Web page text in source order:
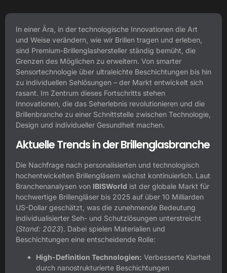
In einer Ära, in der technologische Innovationen die Art
und Weise verändern, wie wir Brillen tragen und erleben,
sind Premium-Brillenglashersteller ständig bemüht, die
Grenzen des Möglichen zu erweitern. Von smarter
Sensortechnologie über ultraleichte Beschichtungen bis hin
zu individuellen Sehlösungen – der Markt entwickelt sich
rasant. Im Zentrum dieses Fortschritts stehen
Innovationen, die das Seherlebnis revolutionieren und die
Brillenbranche zu einer Schnittstelle zwischen Technologie,
Design und individueller Gesundheit machen.
Aktuelle Trends in der Brillenglasbranche
Die Nachfrage nach personalisierten und technologisch
hochentwickelten Brillengläsern wächst kontinuierlich. Laut
Branchenanalysen von IBISWorld ist der globale Markt für
hochwertige Brillengläser bis 2025 auf über 10 Milliarden
US-Dollar geschätzt, was die zunehmende Bedeutung
individualisierter Seh- und Schutzlösungen unterstreicht
(Stand: 2023). Dabei spielen Materialien und
Beschichtungen eine entscheidende Rolle:
High-Definition Technologien: Verbesserte Klarheit
durch nanostrukturierte Beschichtungen